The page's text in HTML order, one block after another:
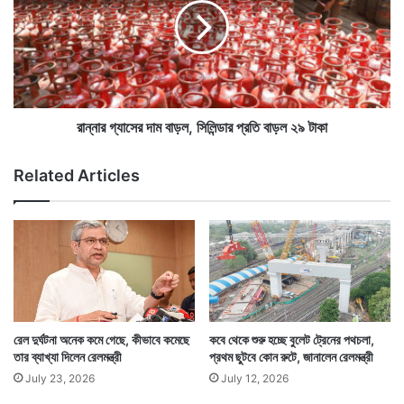
মেট্রো রেলের যে কাজগুলি এখনও চলছে সেগুলি দ্রুত শেষ করা
আরও সম্প্রসারণের বিষয়েও আশ্বাস দেন রেলমন্ত্রী।
বে
,
৮
জু
ন
থে
জু
ন
,
গ্যা
সে
র
দা
ম
বা
সি
লি
ন্ডা
ল
২
৯
রান্নার গ্যাসের দাম বাড়ল, সিলিন্ডার প্রতি বাড়ল ২৯ টাকা
Related Articles
রেল দুর্ঘটনা অনেক কমে গেছে, কীভাবে কমেছে
তার ব্যাখ্যা দিলেন রেলমন্ত্রী
July 23, 2026
কবে থেকে শুরু হচ্ছে বুলেট ট্রেনের পথচলা,
প্রথম ছুটবে কোন রুটে, জানালেন রেলমন্ত্রী
July 12, 2026